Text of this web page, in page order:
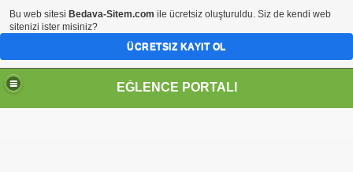
EĞLENCE PORTALI
Bu web sitesi Bedava-Sitem.com ile ücretsiz oluşturuldu. Siz de kendi web
sitenizi ister misiniz?
ÜCRETSIZ KAYIT OL